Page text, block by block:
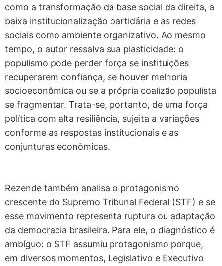
como a transformação da base social da direita, a
baixa institucionalização partidária e as redes
sociais como ambiente organizativo. Ao mesmo
tempo, o autor ressalva sua plasticidade: o
populismo pode perder força se instituições
recuperarem confiança, se houver melhoria
socioeconômica ou se a própria coalizão populista
se fragmentar. Trata-se, portanto, de uma força
política com alta resiliência, sujeita a variações
conforme as respostas institucionais e as
conjunturas econômicas.
Rezende também analisa o protagonismo
crescente do Supremo Tribunal Federal (STF) e se
esse movimento representa ruptura ou adaptação
da democracia brasileira. Para ele, o diagnóstico é
ambíguo: o STF assumiu protagonismo porque,
em diversos momentos, Legislativo e Executivo